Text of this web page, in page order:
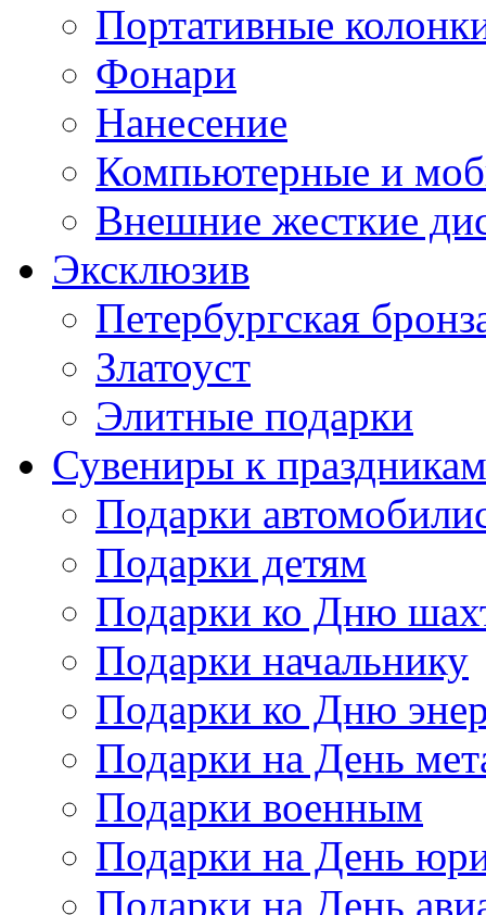
Портативные
Фонари
Нанесение
Компьютерные и
Внешние жесткие
Эксклюзив
Петербургская
Златоуст
Элитные подарки
Сувениры к праздникам
Подарки
Подарки детям
Подарки ко Дню
Подарки начальнику
Подарки ко Дню
Подарки на День
Подарки военным
Подарки на День
Подарки на День